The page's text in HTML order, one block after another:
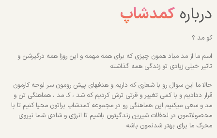
درباره کمدشاپ
کو مد ؟
اسم ما از مد میاد همون چیزی که برای همه مهمه و این روزا همه درگیرشن و
تاثیر خیلی زیادی تو زندگی همه گذاشته
حالا ما این سوال رو با شعاری که داریم و هدفهای پیش رومون سر لوحه کارمون
قرار ددادیم و با کمی تغییر و قرتی ترش کردیم که شد ، کـ مد ، هماهنگی تن و
مد و سعی میکنیم این هماهنگی رو در مجموعه کمدشاپ براتون محیا کنیم تا با
محصولاتمون در لحظات شیرین زندگیتون باشیم تا انرژی و شادی شما نیروی
محرک ما برای بهتر شدنمون باشه